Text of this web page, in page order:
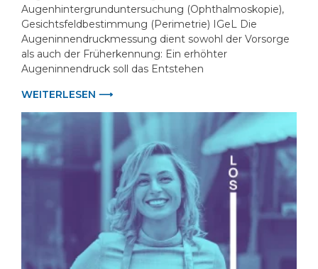
Augenhintergrunduntersuchung (Ophthalmoskopie),
Gesichtsfeldbestimmung (Perimetrie) IGeL Die
Augeninnendruckmessung dient sowohl der Vorsorge
als auch der Früherkennung: Ein erhöhter
Augeninnendruck soll das Entstehen
WEITERLESEN ⟶